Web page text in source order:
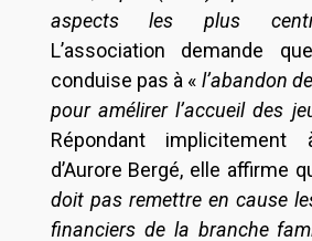
aspects les plus
L’association demande
conduise pas à « l’abandon
pour amélirer l’accueil des
Répondant
d’Aurore Bergé, elle affirme
doit pas remettre en cause
financiers de la branche